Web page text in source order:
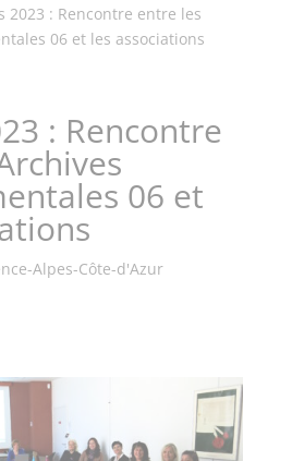
2023 : Rencontre entre les
06 et les associations
: Rencontre
06 et
Alpes-Côte-d'Azur